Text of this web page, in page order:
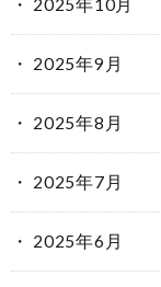
2025年10月
2025年9月
2025年8月
2025年7月
2025年6月